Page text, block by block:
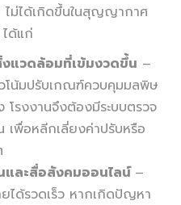
ไม่ได้เกิดขึ้นในสุญญากาศ
ด้แก่
แวดล้อมที่เข้มงวดขึ้น –
โน้มปรับเกณฑ์ควบคุมมลพิษ
โรงงานจึงต้องมีระบบตรวจ
เพื่อหลีกเลี่ยงค่าปรับหรือ
และสื่อสังคมออนไลน์ –
ได้รวดเร็ว หากเกิดปัญหา